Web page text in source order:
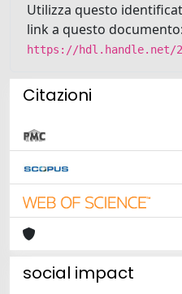
Utilizza questo
link a questo documento:
https://hdl.handle.net/
Citazioni
social impact